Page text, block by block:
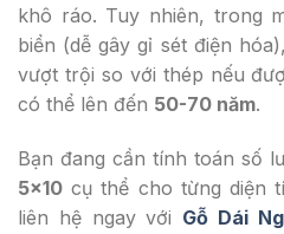
khô ráo. Tuy nhiên, trong
biển (dễ gây gỉ sét điện
vượt trội so với thép nếu
có thể lên đến 50-70 năm.
Bạn đang cần tính toán số
5×10 cụ thể cho từng diện
liên hệ ngay với Gỗ Dái